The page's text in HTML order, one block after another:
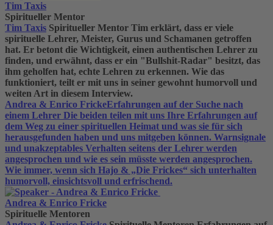
Tim Taxis
Spiritueller Mentor
Tim Taxis Spiritueller Mentor Tim erklärt, dass er viele
spirituelle Lehrer, Meister, Gurus und Schamanen getroffen
hat. Er betont die Wichtigkeit, einen authentischen Lehrer zu
finden, und erwähnt, dass er ein "Bullshit-Radar" besitzt, das
ihm geholfen hat, echte Lehren zu erkennen. Wie das
funktioniert, teilt er mit uns in seiner gewohnt humorvoll und
weiten Art in diesem Interview.
Andrea & Enrico FrickeErfahrungen auf der Suche nach
einem Lehrer Die beiden teilen mit uns Ihre Erfahrungen auf
dem Weg zu einer spirituellen Heimat und was sie für sich
herausgefunden haben und uns mitgeben können. Warnsignale
und unakzeptables Verhalten seitens der Lehrer werden
angesprochen und wie es sein müsste werden angesprochen.
Wie immer, wenn sich Hajo & „Die Frickes“ sich unterhalten
humorvoll, einsichtsvoll und erfrischend.
Andrea & Enrico Fricke
Spirituelle Mentoren